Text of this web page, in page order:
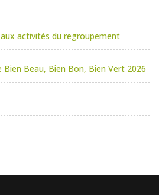
activités du regroupement
Beau, Bien Bon, Bien Vert 2026